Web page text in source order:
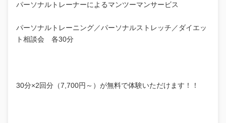
パーソナルトレーナーによるマンツーマンサービス
パーソナルトレーニング／パーソナルストレッチ／ダイエッ
ト相談会 各30分
30分×2回分（7,700円～）が無料で体験いただけます！！